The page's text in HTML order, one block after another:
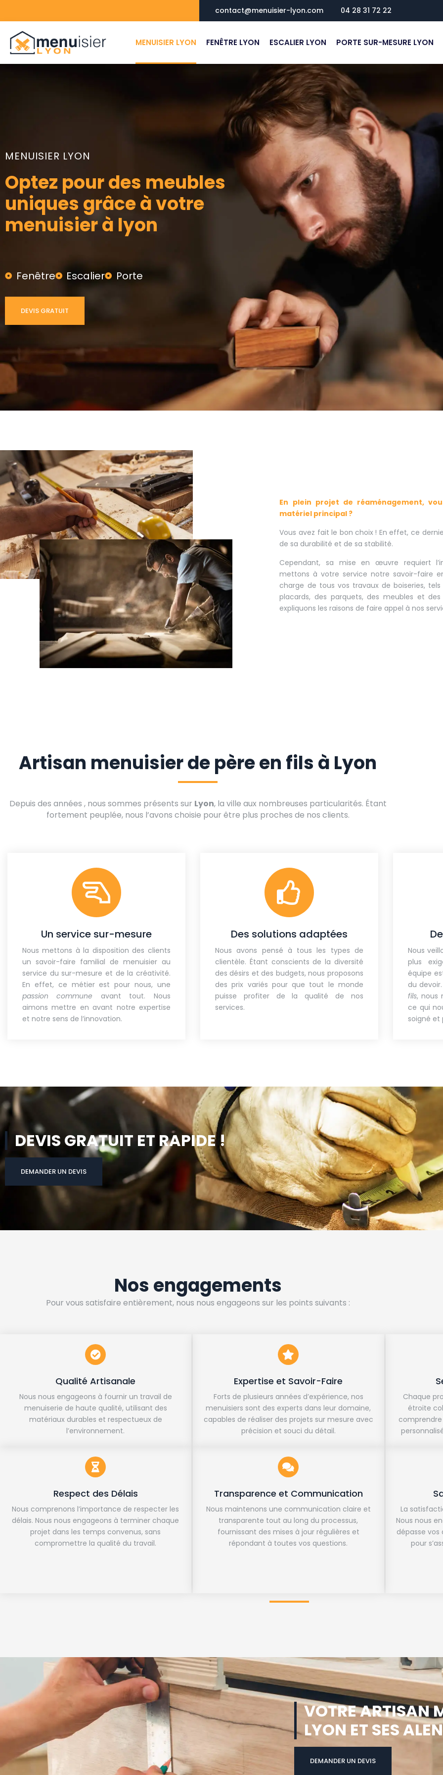
contact@menuisier-lyon.com 04 28 31 72 22
MENUISIER LYON FENÊTRE LYON ESCALIER LYON PORTE SUR-MESURE LYON
MENUISIER LYON
Optez pour des meubles
uniques grâce à votre
menuisier à lyon
Fenêtre Escalier Porte
DEVIS GRATUIT
En plein projet de réaménagement,
matériel principal ?
Vous avez fait le bon choix ! En effet, ce
de sa durabilité et de sa stabilité.
Cependant, sa mise en œuvre requiert
mettons à votre service notre savoir-faire
charge de tous vos travaux de boiseries,
placards, des parquets, des meubles et
expliquons les raisons de faire appel à nos
Artisan menuisier de père en fils à Lyon
Depuis des années , nous sommes présents sur Lyon, la ville aux nombreuses particularités. Étant
fortement peuplée, nous l’avons choisie pour être plus proches de nos clients.
Un service sur-mesure
Nous mettons à la disposition des clients
un savoir-faire familial de menuisier au
service du sur-mesure et de la créativité.
En effet, ce métier est pour nous, une
passion commune avant tout. Nous
aimons mettre en avant notre expertise
et notre sens de l’innovation.
Des solutions adaptées
Nous avons pensé à tous les types de
clientèle. Étant conscients de la diversité
des désirs et des budgets, nous proposons
des prix variés pour que tout le monde
puisse profiter de la qualité de nos
services.
Nous
plus
équipe
du
fils, nous
ce qui
soigné
DEVIS GRATUIT ET RAPIDE !
DEMANDER UN DEVIS
Nos engagements
Pour vous satisfaire entièrement, nous nous engageons sur les points suivants :
Qualité Artisanale
Nous nous engageons à fournir un travail de
menuiserie de haute qualité, utilisant des
matériaux durables et respectueux de
l’environnement.
Expertise et Savoir-Faire
Forts de plusieurs années d’expérience, nos
menuisiers sont des experts dans leur domaine,
capables de réaliser des projets sur mesure avec
précision et souci du détail.
Chaque
étroite
Respect des Délais
Nous comprenons l’importance de respecter les
délais. Nous nous engageons à terminer chaque
projet dans les temps convenus, sans
compromettre la qualité du travail.
Transparence et Communication
Nous maintenons une communication claire et
transparente tout au long du processus,
fournissant des mises à jour régulières et
répondant à toutes vos questions.
La
Nous nous
dépasse
pour
VOTRE ARTISAN
LYON ET SES
DEMANDER UN DEVIS